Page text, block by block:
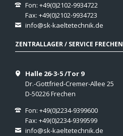
Fon: +49(0)2102-9934722
Fax: +49(0)2102-9934723
info@sk-kaeltetechnik.de
ZENTRALLAGER / SERVICE FRECHEN
Halle 26-3-5 /Tor 9
Dr.-Gottfried-Cremer-Allee 25
D-50226 Frechen
Fon: +49(0)2234-9399600
Fax: +49(0)2234-9399599
info@sk-kaeltetechnik.de